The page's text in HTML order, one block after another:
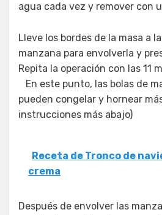
agua cada vez y remover con
Lleve los bordes de la masa a
manzana para envolverla y
Repita la operación con las 11
En este punto, las bolas de
pueden congelar y hornear
instrucciones más abajo)
Receta de Tronco de
crema
Después de envolver las